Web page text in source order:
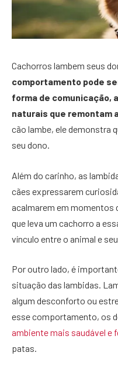
Cachorros lambem seus
comportamento pode
forma de comunicação,
naturais que remontam
cão lambe, ele demonstra
seu dono.
Além do carinho, as
cães expressarem
acalmarem em momentos
que leva um cachorro a
vínculo entre o animal e
Por outro lado, é
situação das lambidas.
algum desconforto ou
esse comportamento, os
ambiente mais saudável e
patas.